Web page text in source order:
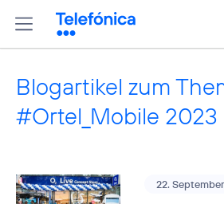
Blogartikel zum
#Ortel_Mobile 2023
22.